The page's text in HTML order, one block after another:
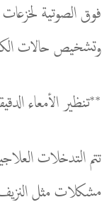
فوق الصوتية
وتشخيص حالات
**تنظير الأمعاء
تتم التدخلات
مشكلات مثل